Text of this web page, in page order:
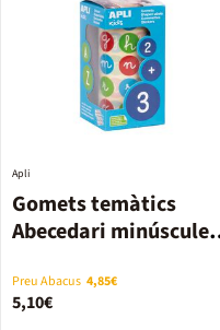
Gomets temàtics
Abecedari minúscules
Apli
Preu Abacus 4,85€
5,10€